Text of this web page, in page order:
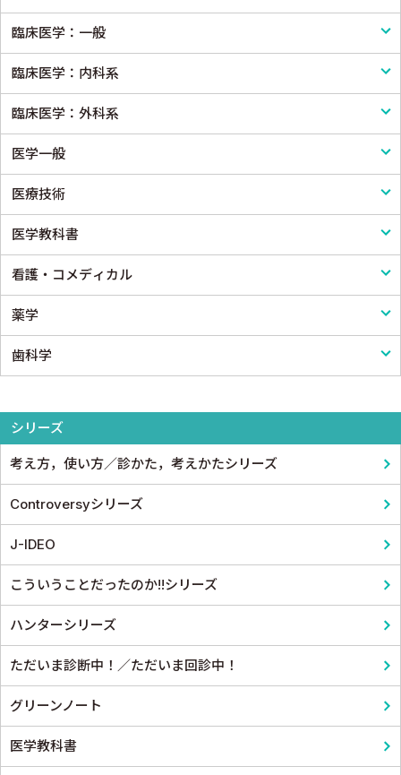
基礎医学一般
解剖学
生理学
免疫学・血清学
公衆衛生学
法医学
臨床医学：一般
臨床医学一般
診断・臨床検査
画像医学・放射線医学・核医学
プライマリケア医学・総合診療
救急医学・集中治療医学
癌・腫瘍一般・緩和医療
栄養・食事療法・輸液・輸血
薬物療法
臨床医学：内科系
内科学一般
感染症
アレルギー・膠原病・リウマチ
内分泌・代謝・糖尿病
腎臓
血液
脳・神経
呼吸器
循環器・血管
心電図・心音図・心エコー
臨床医学：外科系
外科学一般
脳神経外科
心臓・血管外科
消化器外科
小児外科
形成外科
スポーツ医学
産婦人科
医学一般
医学一般・医学概論
医療制度
病院管理
医療統計
論文・医学情報
医療技術
リハビリテーション技術
鍼灸・柔道整復
医学教科書
医学教科書
看護・コメディカル
看護
看護教科書
薬学
薬学
歯科学
シリーズ
考え方，使い方／診かた，考えかたシリーズ
Controversyシリーズ
J-IDEO
こういうことだったのか!!シリーズ
ハンターシリーズ
ただいま診断中！／ただいま回診中！
グリーンノート
医学教科書